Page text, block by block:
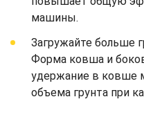
машины.
Загружайте больше
Форма ковша и
удержание в ковше
объема грунта при